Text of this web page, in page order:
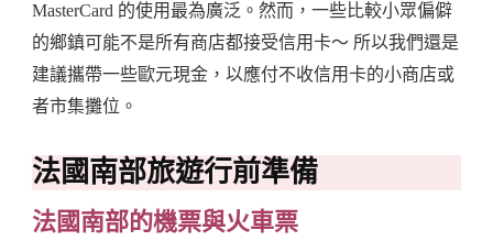
MasterCard 的使用最為廣泛。然而，一些比較小眾偏僻
的鄉鎮可能不是所有商店都接受信用卡～ 所以我們還是
建議攜帶一些歐元現金，以應付不收信用卡的小商店或
者市集攤位。
法國南部旅遊行前準備
法國南部的機票與火車票